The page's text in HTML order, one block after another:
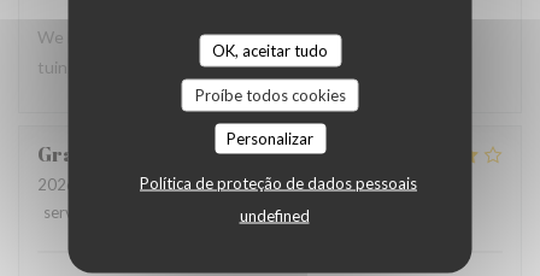
OK, aceitar tudo
Proíbe todos cookies
Personalizar
Política de proteção de dados pessoais
undefined
We hebben heel goed gelunched in de gezellig ingerichte
tuin.
Gracie
2026-08-01
- 18:30 - guests 3
service
menu:5/5